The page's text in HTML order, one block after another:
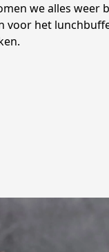
we alles weer
voor het